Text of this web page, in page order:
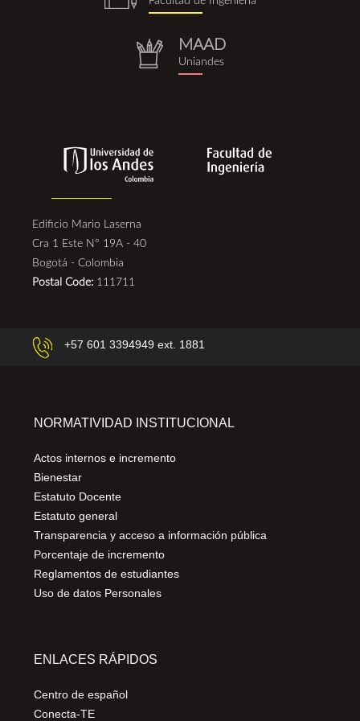
(1).png
repositorio.png
MAAD
Uniandes
Edificio Mario Laserna
Cra 1 Este N° 19A - 40
Bogotá - Colombia
Postal Code: 111711
+57 601 3394949 ext. 1881
NORMATIVIDAD INSTITUCIONAL
Actos internos e incremento
Bienestar
Estatuto Docente
Estatuto general
Transparencia y acceso a información pública
Porcentaje de incremento
Reglamentos de estudiantes
Uso de datos Personales
ENLACES RÁPIDOS
Centro de español
Conecta-TE